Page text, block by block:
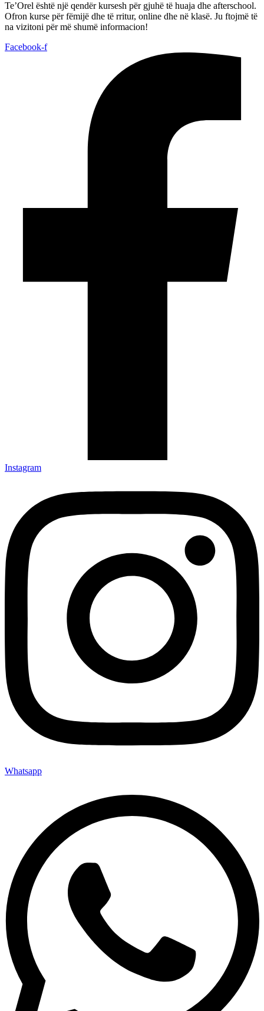
Te’Orel është një qendër kursesh për gjuhë të huaja dhe afterschool.
Ofron kurse për fëmijë dhe të rritur, online dhe në klasë. Ju ftojmë të
na vizitoni për më shumë informacion!
Facebook-f
Instagram
Whatsapp